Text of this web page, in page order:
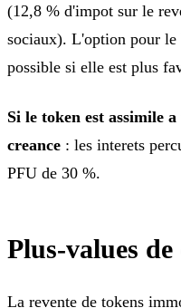
(12,8 % d'impot sur le
sociaux). L'option pour le
possible si elle est plus
Si le token est assimile
creance : les interets
PFU de 30 %.
Plus-values de
La revente de tokens